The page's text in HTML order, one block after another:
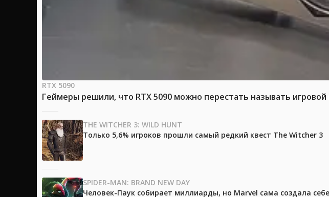
RTX 5090
Геймеры решили, что RTX 5090 можно перестать называть
THE WITCHER 3: WILD HUNT
Только 5,6% игроков прошли самый редкий квест The Witcher 3
SPIDER-MAN: BRAND NEW DAY
Человек-Паук собирает миллиарды, но Marvel сама создала